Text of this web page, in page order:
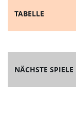
TABELLE
NÄCHSTE SPIELE